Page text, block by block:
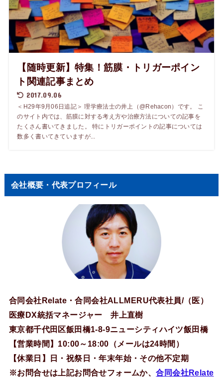
【随時更新】特集！筋膜・トリガーポイン
ト関連記事まとめ
2017.09.06
＜H29年9月06日追記＞ 理学療法士の井上（@Rehacon）です。 こ
のサイト内では、筋膜に対する考え方や治療方法についての記事を
たくさん書いてきました。 特にトリガーポイントの記事については
数多く書いてきていますが...
会社概要・代表プロフィール
合同会社Relate・合同会社ALLMERU代表社員/（医）
医療DX統括マネージャー 井上直樹
東京都千代田区飯田橋1-8-9ニューシティハイツ飯田橋
【営業時間】10:00～18:00（メールは24時間）
【休業日】日・祝祭日・年末年始・その他不定期
※お問合せは上記お問合せフォームか、合同会社Relate